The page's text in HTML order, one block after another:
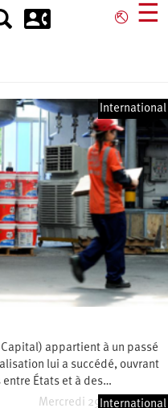
⎋ ☰
International
appartient à un passé
lui a succédé, ouvrant
États et à des…
Mercredi 29 janvier 2025
International